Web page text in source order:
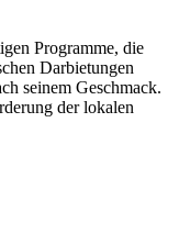
Programme, die
Darbietungen
seinem Geschmack.
der lokalen